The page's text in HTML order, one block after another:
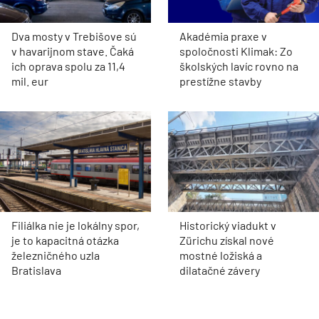
Dva mosty v Trebišove sú
v havarijnom stave. Čaká
ich oprava spolu za 11,4
mil. eur
Akadémia praxe v
spoločnosti Klimak: Zo
školských lavíc rovno na
prestížne stavby
Filiálka nie je lokálny spor,
je to kapacitná otázka
železničného uzla
Bratislava
Historický viadukt v
Zürichu získal nové
mostné ložiská a
dilatačné závery